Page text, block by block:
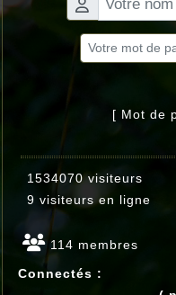
[ Mot de
1534070 visiteurs
9 visiteurs en ligne
114 membres
Connectés :